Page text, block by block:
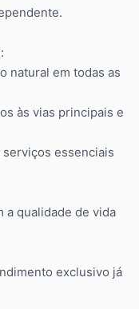
natural em todas as
às vias principais e
essenciais
a qualidade de vida
exclusivo já